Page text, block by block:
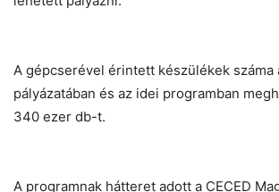
A gépcserével érintett készülékek száma
pályázatában és az idei programban
340 ezer db-t.
A programnak hátteret adott a CECED